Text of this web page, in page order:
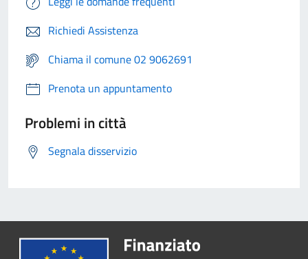
Richiedi Assistenza
Chiama il comune 02 9062691
Prenota un appuntamento
Problemi in città
Segnala disservizio